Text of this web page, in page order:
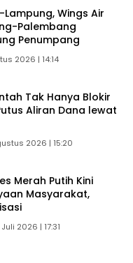
Wings Air
Palembang
Penumpang
2026 | 14:14
Tak Hanya Blokir
Aliran Dana lewat
2026 | 15:20
Merah Putih Kini
Masyarakat,
2026 | 17:31